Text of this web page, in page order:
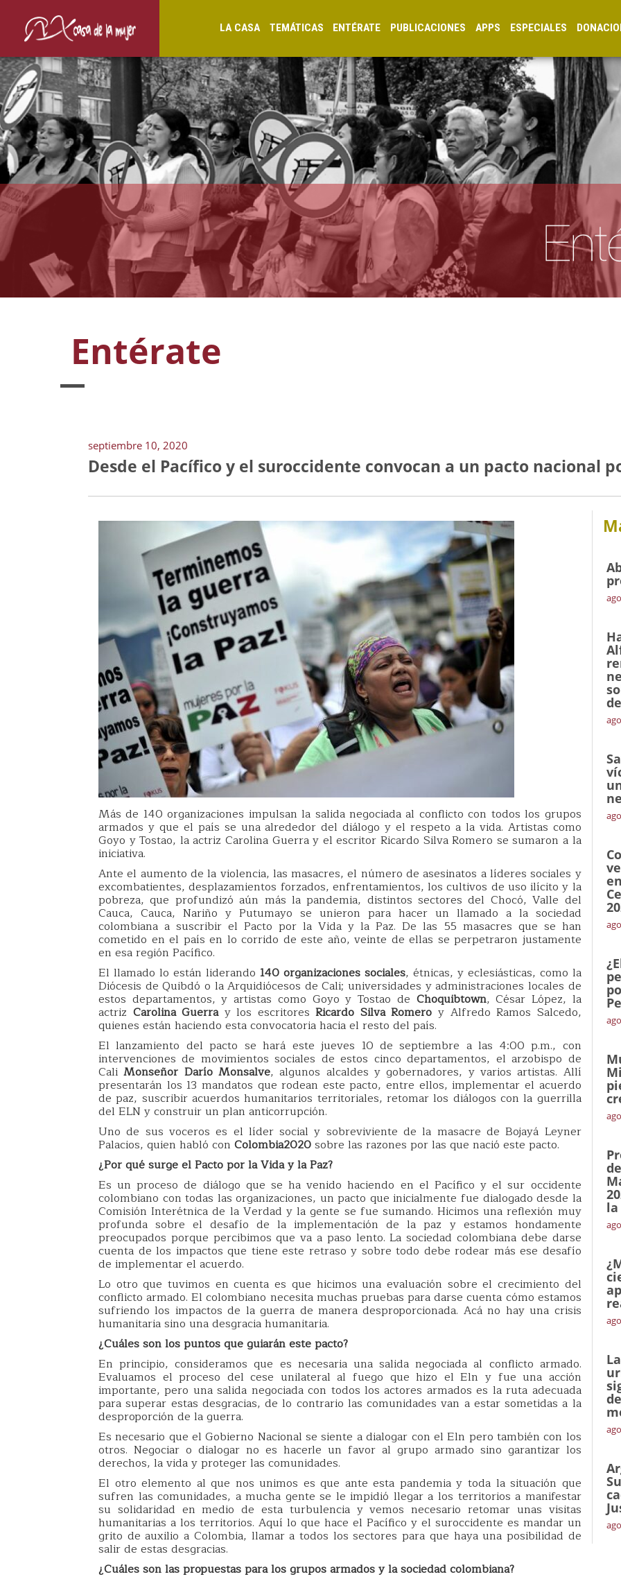
LA CASA TEMÁTICAS ENTÉRATE PUBLICACIONES APPS ESPECIALES
Entérate
septiembre 10, 2020
Desde el Pacífico y el suroccidente convocan a un pacto nacional
Más de 140 organizaciones impulsan la salida negociada al conflicto con todos los grupos
armados y que el país se una alrededor del diálogo y el respeto a la vida. Artistas como
Goyo y Tostao, la actriz Carolina Guerra y el escritor Ricardo Silva Romero se sumaron a la
iniciativa.
Ante el aumento de la violencia, las masacres, el número de asesinatos a líderes sociales y
excombatientes, desplazamientos forzados, enfrentamientos, los cultivos de uso ilícito y la
pobreza, que profundizó aún más la pandemia, distintos sectores del Chocó, Valle del
Cauca, Cauca, Nariño y Putumayo se unieron para hacer un llamado a la sociedad
colombiana a suscribir el Pacto por la Vida y la Paz. De las 55 masacres que se han
cometido en el país en lo corrido de este año, veinte de ellas se perpetraron justamente
en esa región Pacífico.
El llamado lo están liderando 140 organizaciones sociales, étnicas, y eclesiásticas, como la
Diócesis de Quibdó o la Arquidiócesos de Cali; universidades y administraciones locales de
estos departamentos, y artistas como Goyo y Tostao de Choquibtown, César López, la
actriz Carolina Guerray los escritoresRicardo Silva Romero y Alfredo Ramos Salcedo,
quienes están haciendo esta convocatoria hacia el resto del país.
El lanzamiento del pacto se hará este jueves 10 de septiembre a las 4:00 p.m., con
intervenciones de movimientos sociales de estos cinco departamentos, el arzobispo de
CaliMonseñor Darío Monsalve, algunos alcaldes y gobernadores, y varios artistas. Allí
presentarán los 13 mandatos que rodean este pacto, entre ellos, implementar el acuerdo
de paz, suscribir acuerdos humanitarios territoriales, retomar los diálogos con la guerrilla
del ELN y construir un plan anticorrupción.
Uno de sus voceros es el líder social y sobreviviente de la masacre de Bojayá Leyner
Palacios, quien habló con Colombia2020sobre las razones por las que nació este pacto.
¿Por qué surge el Pacto por la Vida y la Paz?
Es un proceso de diálogo que se ha venido haciendo en el Pacífico y el sur occidente
colombiano con todas las organizaciones, un pacto que inicialmente fue dialogado desde la
Comisión Interétnica de la Verdad y la gente se fue sumando. Hicimos una reflexión muy
profunda sobre el desafío de la implementación de la paz y estamos hondamente
preocupados porque percibimos que va a paso lento. La sociedad colombiana debe darse
cuenta de los impactos que tiene este retraso y sobre todo debe rodear más ese desafío
de implementar el acuerdo.
Lo otro que tuvimos en cuenta es que hicimos una evaluación sobre el crecimiento del
conflicto armado. El colombiano necesita muchas pruebas para darse cuenta cómo estamos
sufriendo los impactos de la guerra de manera desproporcionada. Acá no hay una crisis
humanitaria sino una desgracia humanitaria.
¿Cuáles son los puntos que guiarán este pacto?
En principio, consideramos que es necesaria una salida negociada al conflicto armado.
Evaluamos el proceso del cese unilateral al fuego que hizo el Eln y fue una acción
importante, pero una salida negociada con todos los actores armados es la ruta adecuada
para superar estas desgracias, de lo contrario las comunidades van a estar sometidas a la
desproporción de la guerra.
Es necesario que el Gobierno Nacional se siente a dialogar con el Eln pero también con los
otros. Negociar o dialogar no es hacerle un favor al grupo armado sino garantizar los
derechos, la vida y proteger las comunidades.
El otro elemento al que nos unimos es que ante esta pandemia y toda la situación que
sufren las comunidades, a mucha gente se le impidió llegar a los territorios a manifestar
su solidaridad en medio de esta turbulencia y vemos necesario retomar unas visitas
humanitarias a los territorios. Aquí lo que hace el Pacífico y el suroccidente es mandar un
grito de auxilio a Colombia, llamar a todos los sectores para que haya una posibilidad de
salir de estas desgracias.
¿Cuáles son las propuestas para los grupos armados y la sociedad colombiana?
la